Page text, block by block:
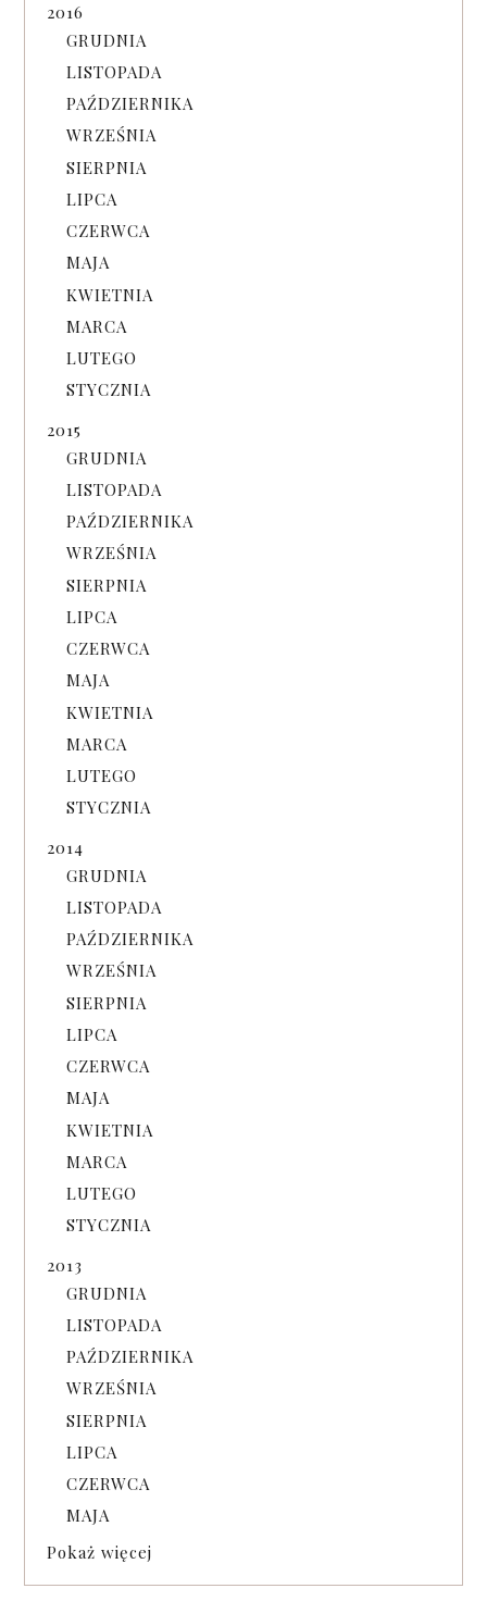
2016
GRUDNIA
LISTOPADA
PAŹDZIERNIKA
WRZEŚNIA
SIERPNIA
LIPCA
CZERWCA
MAJA
KWIETNIA
MARCA
LUTEGO
STYCZNIA
2015
GRUDNIA
LISTOPADA
PAŹDZIERNIKA
WRZEŚNIA
SIERPNIA
LIPCA
CZERWCA
MAJA
KWIETNIA
MARCA
LUTEGO
STYCZNIA
2014
GRUDNIA
LISTOPADA
PAŹDZIERNIKA
WRZEŚNIA
SIERPNIA
LIPCA
CZERWCA
MAJA
KWIETNIA
MARCA
LUTEGO
STYCZNIA
2013
GRUDNIA
LISTOPADA
PAŹDZIERNIKA
WRZEŚNIA
SIERPNIA
LIPCA
CZERWCA
MAJA
Pokaż więcej